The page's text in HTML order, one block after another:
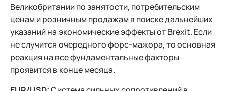
Великобритании по занятости, потребительским
ценам и розничным продажам в поиске дальнейших
указаний на экономические эффекты от Brexit. Если
не случится очередного форс-мажора, то основная
реакция на все фундаментальные факторы
проявится в конце месяца.